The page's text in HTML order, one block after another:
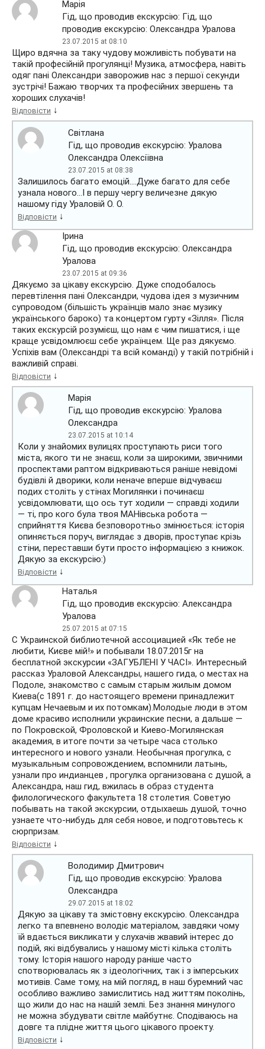
Марія
Гід, що проводив екскурсію: Гід, що
проводив екскурсію: Олександра Уралова
23.07.2015 at 08:10
Щиро вдячна за таку чудову можливість побувати на
такій професійній прогулянці! Музика, атмосфера, навіть
одяг пані Олександри заворожив нас з першої секунди
зустрічі! Бажаю творчих та професійних звершень та
хороших слухачів!
Відповісти ↓
Світлана
Гід, що проводив екскурсію: Уралова
Олександра Олексіївна
23.07.2015 at 08:38
Залишилось багато емоцій….Дуже багато для себе
узнала нового…І в першу чергу величезне дякую
нашому гіду Ураловій О. О.
Відповісти ↓
Ірина
Гід, що проводив екскурсію: Олександра
Уралова
23.07.2015 at 09:36
Дякуємо за цікаву екскурсію. Дуже сподобалось
перевтілення пані Олександри, чудова ідея з музичним
супроводом (більшість українців мало знає музику
українського бароко) та концертом гурту «Зілля». Після
таких екскурсій розумієш, що нам є чим пишатися, і ще
краще усвідомлюєш себе українцем. Ще раз дякуємо.
Успіхів вам (Олександрі та всій команді) у такій потрібній і
важливій справі.
Відповісти ↓
Марія
Гід, що проводив екскурсію: Уралова
Олександра
23.07.2015 at 10:14
Коли у знайомих вулицях проступають риси того
міста, якого ти не знаєш, коли за широкими, звичними
проспектами раптом відкриваються раніше невідомі
будівлі й дворики, коли неначе вперше відчуваєш
подих століть у стінах Могилянки і починаєш
усвідомлювати, що ось тут ходили — справді ходили
— ті, про кого була твоя МАНівська робота —
сприйняття Києва безповоротньо змінюється: історія
опиняється поруч, виглядає з дворів, проступає крізь
стіни, переставши бути просто інформацією з книжок.
Дякую за екскурсію:)
Відповісти ↓
Наталья
Гід, що проводив екскурсію: Александра
Уралова
25.07.2015 at 07:15
С Украинской библиотечной ассоциацией «Як тебе не
любити, Києве мій!» и побывали 18.07.2015г на
бесплатной экскурсии «ЗАГУБЛЕНІ У ЧАСІ». Интересный
рассказ Ураловой Александры, нашего гида, о местах на
Подоле, знакомство с самым старым жилым домом
Киева(с 1891 г. до настоящего времени принадлежит
купцам Нечаевым и их потомкам).Молодые люди в этом
доме красиво исполнили украинские песни, а дальше —
по Покровской, Фроловской и Киево-Могилянская
академия, в итоге почти за четыре часа столько
интересного и нового узнали. Необычная прогулка, с
музыкальным сопровождением, вспомнили латынь,
узнали про индианцев , прогулка организована с душой, а
Александра, наш гид, вжилась в образ студента
филологического факультета 18 столетия. Советую
побывать на такой экскурсии, отдыхаешь душой, точно
узнаете что-нибудь для себя новое, и подготовьтесь к
сюрпризам.
Відповісти ↓
Володимир Дмитрович
Гід, що проводив екскурсію: Уралова
Олександра
29.07.2015 at 18:02
Дякую за цікаву та змістовну екскурсію. Олександра
легко та впевнено володіє матеріалом, завдяки чому
їй вдається викликати у слухачів жвавий інтерес до
подій, які відбувались у нашому місті кілька століть
тому. Історія нашого народу раніше часто
спотворювалась як з ідеологічних, так і з імперських
мотивів. Саме тому, на мій погляд, в наш буремний час
особливо важливо замислитись над життям поколінь,
що жили до нас на нашій землі. Без знання минулого
не можна збудувати світле майбутнє. Сподіваюсь на
довге та плідне життя цього цікавого проекту.
Відповісти ↓